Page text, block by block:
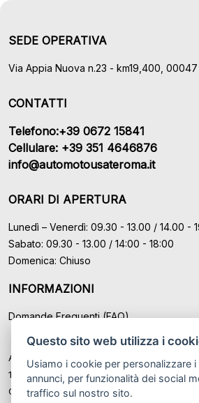
Questo sito web utilizza i
Usiamo i cookie per personalizzare
annunci, per funzionalità dei social
traffico sul nostro sito.
SEDE OPERATIVA
Via Appia Nuova n.23 - km19,400, 00047
CONTATTI
Telefono:+39 0672 15841
Cellulare: +39 351 4646876
info@automotousateroma.it
ORARI DI APERTURA
Lunedì – Venerdì: 09.30 - 13.00 / 14.00 -
Sabato: 09.30 - 13.00 / 14:00 - 18:00
Domenica: Chiuso
INFORMAZIONI
Domande Frequenti (FAQ)
Auto Moto Usate Roma Srl sede di Marino -
12489131008
Cod. Fisc. ed Iscr. al Registro Imprese di